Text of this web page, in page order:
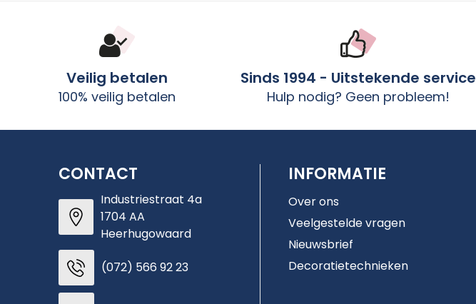
Veilig betalen
100% veilig betalen
Sinds 1994 - Uitstekende service
Hulp nodig? Geen probleem!
CONTACT
Industriestraat 4a
1704 AA
Heerhugowaard
(072) 566 92 23
INFORMATIE
Over ons
Veelgestelde vragen
Nieuwsbrief
Decoratietechnieken